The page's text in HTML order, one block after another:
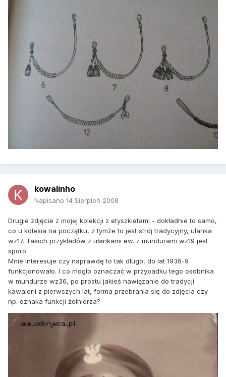
kowalinho
Napisano 14 Sierpień 2008
Drugie zdjęcie z mojej kolekcji z etyszkietami - dokładnie to samo,
co u kolesia na początku, z tymże to jest strój tradycyjny, ułanka
wz17. Takich przykładów z ułankami ew. z mundurami wz19 jest
sporo.
Mnie interesuje czy naprawdę to tak długo, do lat 1936-9
funkcjonowało. I co mogło oznaczać w przypadku tego osobnika
w mundurze wz36, po prostu jakieś nawiązanie do tradycji
kawalerii z pierwszych lat, forma przebrania się do zdjęcia czy
np. oznaka funkcji żołnierza?